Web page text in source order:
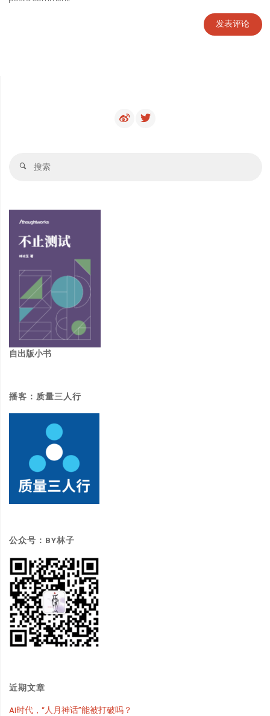
搜
自出版小书
播客：质量三人行
公众号：BY林子
近期文章
AI时代，“人月神话”能被打破吗？